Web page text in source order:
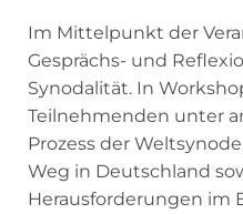
Im Mittelpunkt der
Gesprächs- und
Synodalität. In
Teilnehmenden unter
Prozess der
Weg in Deutschland
Herausforderungen im